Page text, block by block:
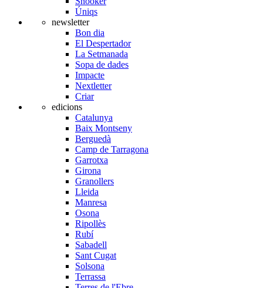
Úniqs
newsletter
Bon dia
El Despertador
La Setmanada
Sopa de dades
Impacte
Nextletter
Criar
edicions
Catalunya
Baix Montseny
Berguedà
Camp de Tarragona
Garrotxa
Girona
Granollers
Lleida
Manresa
Osona
Ripollès
Rubí
Sabadell
Sant Cugat
Solsona
Terrassa